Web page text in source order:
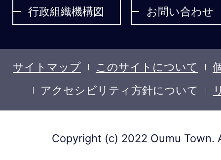
行政組織機構図 お問い合わせ
サイトマップ このサイトについて
アクセシビリティ方針について
Copyright (c) 2022 Oumu Town.